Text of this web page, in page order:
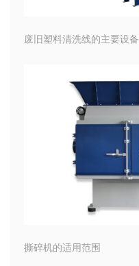
废旧塑料清洗线的主要设备
撕碎机的适用范围